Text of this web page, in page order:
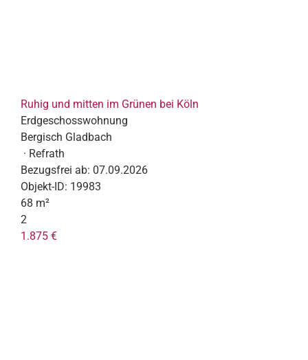
Ruhig und mitten im Grünen bei Köln
Erdgeschosswohnung
Bergisch Gladbach
· Refrath
Bezugsfrei ab: 07.09.2026
Objekt-ID: 19983
68 m²
2
1.875 €